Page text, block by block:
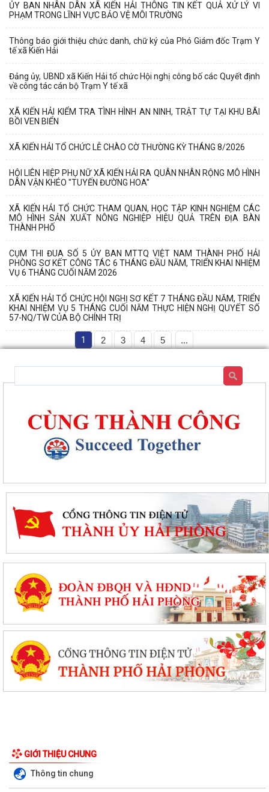
ỦY BAN NHÂN DÂN XÃ KIẾN HẢI THÔNG TIN KẾT QUẢ XỬ LÝ VI
PHẠM TRONG LĨNH VỰC BẢO VỆ MÔI TRƯỜNG
Thông báo giới thiệu chức danh, chữ ký của Phó Giám đốc Trạm Y
tế xã Kiến Hải
Đảng ủy, UBND xã Kiến Hải tổ chức Hội nghị công bố các Quyết định
về công tác cán bộ Trạm Y tế xã
XÃ KIẾN HẢI KIỂM TRA TÌNH HÌNH AN NINH, TRẬT TỰ TẠI KHU BÃI
BỒI VEN BIỂN
XÃ KIẾN HẢI TỔ CHỨC LỄ CHÀO CỜ THƯỜNG KỲ THÁNG 8/2026
HỘI LIÊN HIỆP PHỤ NỮ XÃ KIẾN HẢI RA QUÂN NHÂN RỘNG MÔ HÌNH
DÂN VẬN KHÉO "TUYẾN ĐƯỜNG HOA"
XÃ KIẾN HẢI TỔ CHỨC THAM QUAN, HỌC TẬP KINH NGHIỆM CÁC
MÔ HÌNH SẢN XUẤT NÔNG NGHIỆP HIỆU QUẢ TRÊN ĐỊA BÀN
THÀNH PHỐ
CỤM THI ĐUA SỐ 5 ỦY BAN MTTQ VIỆT NAM THÀNH PHỐ HẢI
PHÒNG SƠ KẾT CÔNG TÁC 6 THÁNG ĐẦU NĂM, TRIỂN KHAI NHIỆM
VỤ 6 THÁNG CUỐI NĂM 2026
XÃ KIẾN HẢI TỔ CHỨC HỘI NGHỊ SƠ KẾT 7 THÁNG ĐẦU NĂM, TRIỂN
KHAI NHIỆM VỤ 5 THÁNG CUỐI NĂM THỰC HIỆN NGHỊ QUYẾT SỐ
57-NQ/TW CỦA BỘ CHÍNH TRỊ
1 2 3 4 5 ...
GIỚI THIỆU CHUNG
Thông tin chung